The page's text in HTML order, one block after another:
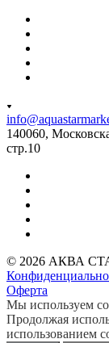
140060,
стр.10
© 2026 АКВА
Оферта
Мы используем
Продолжая
использованием